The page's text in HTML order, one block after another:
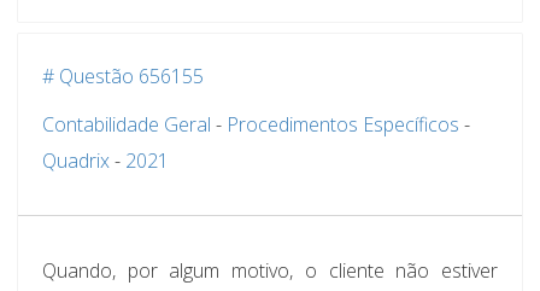
# Questão 656155
Contabilidade Geral - Procedimentos Específicos -
Quadrix- 2021
Quando, por algum motivo, o cliente não estiver